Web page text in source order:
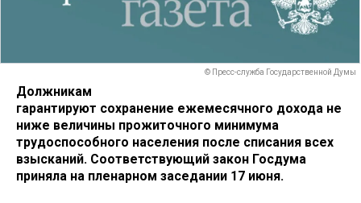
© Пресс-служба Государственной Думы
Должникам
гарантируют сохранение ежемесячного дохода не
ниже величины прожиточного минимума
трудоспособного населения после списания всех
взысканий. Соответствующий закон Госдума
приняла на пленарном заседании 17 июня.